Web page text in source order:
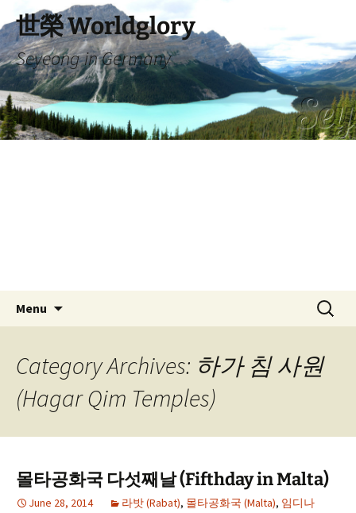
to
content
世榮 Worldglory
Seyeong in Germany
Menu
Search
for:
Category Archives: 하가 침 사원
(Hagar Qim Temples)
몰타공화국 다섯째날 (Fifthday in Malta)
June 28, 2014 라밧 (Rabat), 몰타공화국 (Malta), 임디나